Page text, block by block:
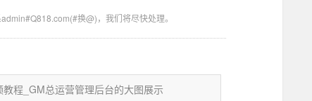
换@)，我们将尽快处理。
程_GM总运营管理后台的大图展示